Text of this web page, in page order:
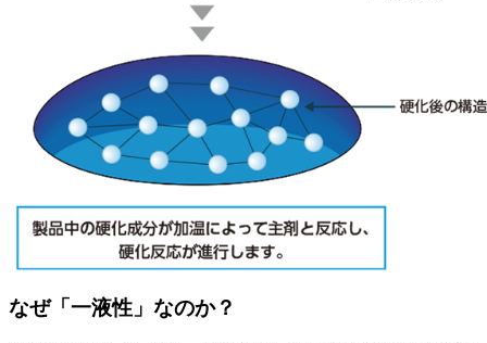
なぜ「一液性」なのか？